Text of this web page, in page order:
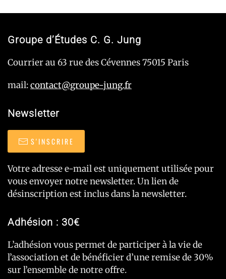
Groupe d’Études C. G. Jung
Courrier au 63 rue des Cévennes 75015 Paris
mail:contact@groupe-jung.fr
Newsletter
S'INSCRIRE
Votre adresse e-mail est uniquement utilisée pour
vous envoyer notre newsletter. Un lien de
désinscription est inclus dans la newsletter.
Adhésion : 30€
L’adhésion vous permet de participer à la vie de
l’association et de bénéficier d’une remise de 30%
sur l’ensemble de notre offre.